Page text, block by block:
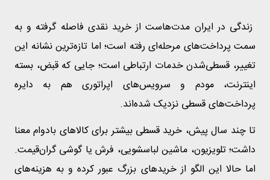
زندگی در ایران مدت‌هاست از خرید نقدی فاصله گرفته و به
سمت پرداخت‌های مرحله‌ای رفته است؛ اما تازه‌ترین نشانه این
تغییر، قسطی‌شدن خدمات ارتباطی است؛ جایی که قبض، بسته
اینترنت، مودم و سرویس‌های اپراتوری هم به دایره
پرداخت‌های قسطی نزدیک شده‌اند.
تا چند سال پیش، خرید قسطی بیشتر برای کالاهای بادوام معنا
داشت؛ تلویزیون، ماشین لباسشویی، فرش یا گوشی گران‌قیمت.
اما حالا این الگو از خریدهای بزرگ عبور کرده و به هزینه‌های